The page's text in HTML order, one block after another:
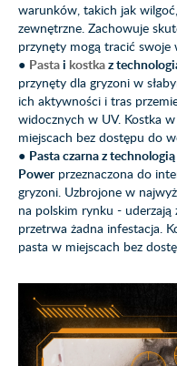
warunków, takich jak
zewnętrzne. Zachowuje
przynęty mogą tracić swoje
● Pastai kostkaz
przynęty dla gryzoni w
ich aktywności i tras
widocznych w UV. Kostka
miejscach bez dostępu do
● Pasta czarna z
Powerprzeznaczona do
gryzoni. Uzbrojone w
na polskim rynku - uderzają
przetrwa żadna infestacja.
pasta w miejscach bez